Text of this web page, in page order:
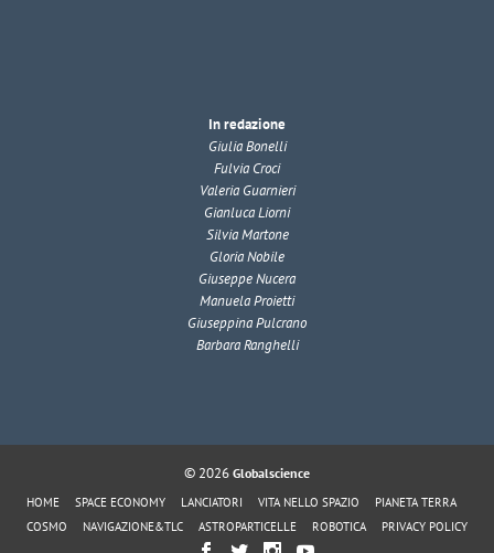
In redazione
Giulia Bonelli
Fulvia Croci
Valeria Guarnieri
Gianluca Liorni
Silvia Martone
Gloria Nobile
Giuseppe Nucera
Manuela Proietti
Giuseppina Pulcrano
Barbara Ranghelli
© 2026 Globalscience
HOME SPACE ECONOMY LANCIATORI VITA NELLO SPAZIO
PIANETA TERRA
COSMO
NAVIGAZIONE&TLC ASTROPARTICELLE ROBOTICA PRIVACY POLICY